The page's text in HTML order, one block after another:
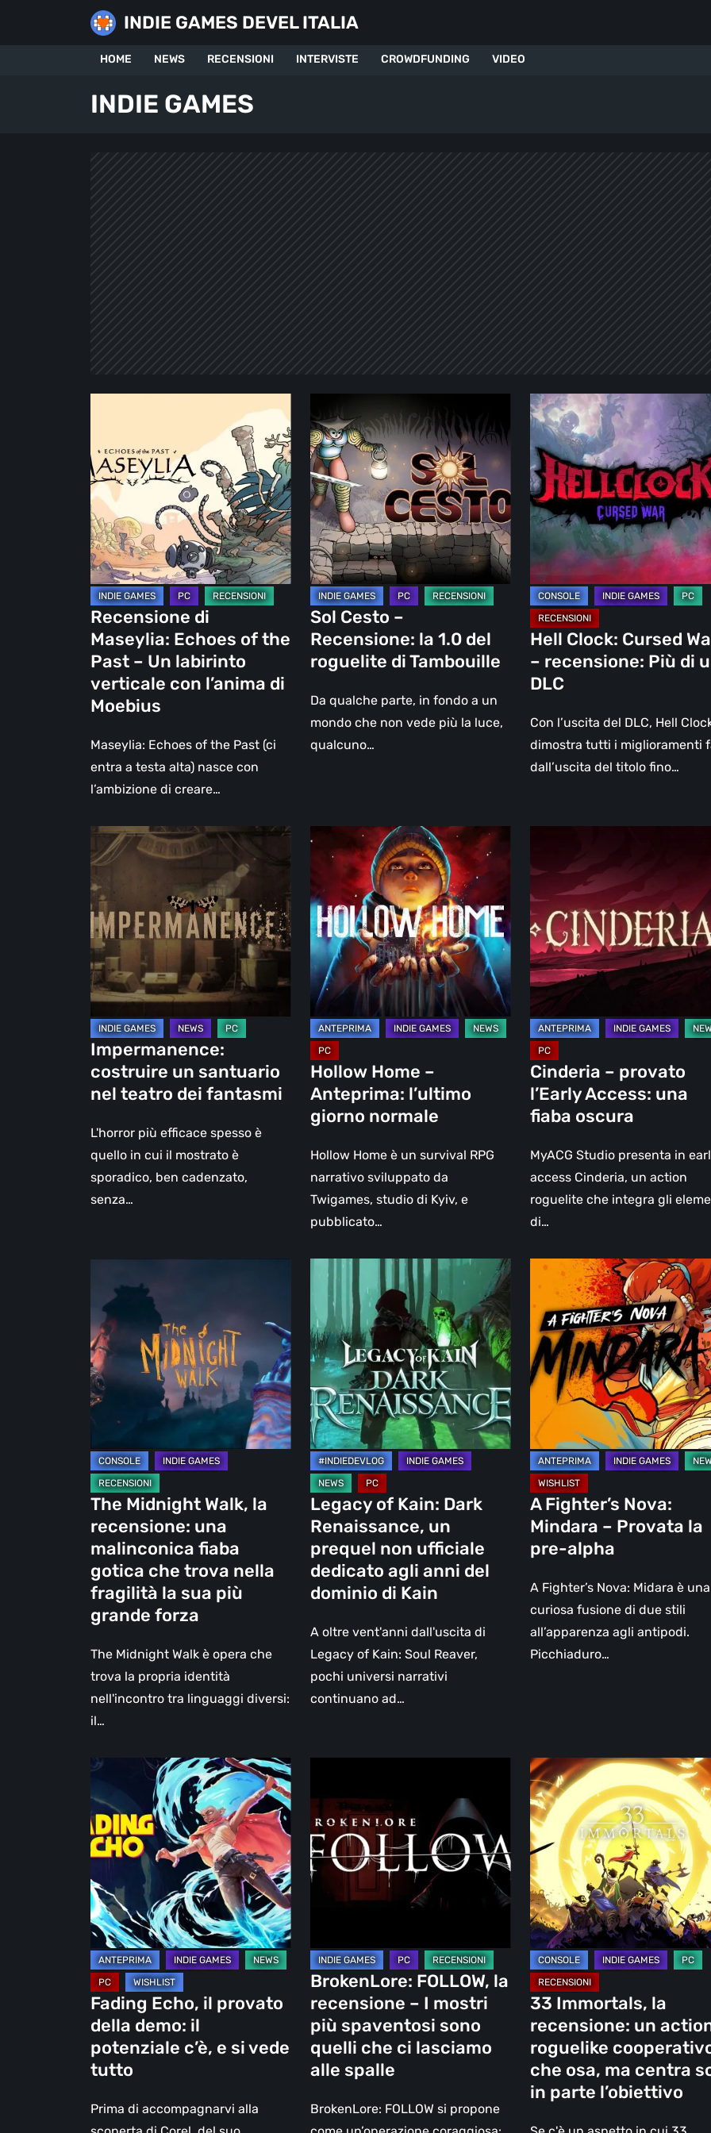
INDIE GAMES DEVEL ITALIA
HOME NEWS RECENSIONI INTERVISTE CROWDFUNDING VIDEO
INDIE GAMES
Maseylia:
Echoes
of
the
Past
–
Un
labirinto
verticale
con
l’anima
di
Moebius
Recensione di
Maseylia: Echoes of the
Past – Un labirinto
verticale con l’anima di
Moebius
Maseylia: Echoes of the Past (ci
entra a testa alta) nasce con
l’ambizione di creare…
Cesto
–
Recensione:
la
1.0
del
roguelite
di
Tambouille
Sol Cesto –
Recensione: la 1.0 del
roguelite di Tambouille
Da qualche parte, in fondo a un
mondo che non vede più la luce,
qualcuno…
Hell
Clock:
Cursed
War
–
recensione:
Più
di
un
DLC
Hell Clock: Cursed
– recensione: Più di
DLC
Con l’uscita del DLC, Hell
dimostra tutti i miglioramenti
dall’uscita del titolo fino…
Impermanence:
costruire
un
santuario
nel
teatro
dei
fantasmi
Impermanence:
costruire un santuario
nel teatro dei fantasmi
L'horror più efficace spesso è
quello in cui il mostrato è
sporadico, ben cadenzato,
senza…
Hollow
Home
–
Anteprima:
l’ultimo
giorno
normale
Hollow Home –
Anteprima: l’ultimo
giorno normale
Hollow Home è un survival RPG
narrativo sviluppato da
Twigames, studio di Kyiv, e
pubblicato…
l’Early
Access:
una
fiaba
oscura
Cinderia – provato
l’Early Access: una
fiaba oscura
MyACG Studio presenta in
access Cinderia, un action
roguelite che integra gli
di…
Midnight
Walk,
la
recensione:
una
malinconica
fiaba
gotica
che
trova
nella
fragilità
la
sua
più
grande
forza
The Midnight Walk, la
recensione: una
malinconica fiaba
gotica che trova nella
fragilità la sua più
grande forza
The Midnight Walk è opera che
trova la propria identità
nell'incontro tra linguaggi diversi:
il…
Legacy
Kain:
Dark
Renaissance,
prequel
non
ufficiale
dedicato
agli
anni
del
dominio
di
Kain
Legacy of Kain: Dark
Renaissance, un
prequel non ufficiale
dedicato agli anni del
dominio di Kain
A oltre vent'anni dall'uscita di
Legacy of Kain: Soul Reaver,
pochi universi narrativi
continuano ad…
Fighter’s
Nova:
Mindara
–
Provata
pre-
alpha
A Fighter’s Nova:
Mindara – Provata la
pre-alpha
A Fighter’s Nova: Midara è una
curiosa fusione di due stili
all’apparenza agli antipodi.
Picchiaduro…
Fading
il
provato
della
demo:
il
potenziale
c’è,
e
si
vede
tutto
Fading Echo, il provato
della demo: il
potenziale c’è, e si vede
tutto
Prima di accompagnarvi alla
recensione
–
I
mostri
spaventosi
sono
quelli
che
ci
lasciamo
alle
spalle
BrokenLore: FOLLOW, la
recensione – I mostri
più spaventosi sono
quelli che ci lasciamo
alle spalle
BrokenLore: FOLLOW si propone
33
Immortals,
la
recensione:
un
action
roguelike
cooperativo
che
osa,
ma
centra
solo
in
parte
l’obiettivo
33 Immortals, la
recensione: un
roguelike
che osa, ma centra
in parte l’obiettivo